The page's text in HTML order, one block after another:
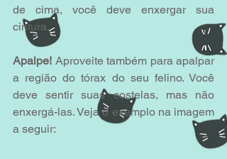
de cima, você deve enxergar sua
cintura.
Apalpe! Aproveite também para apalpar
a região do tórax do seu felino. Você
deve sentir suas costelas, mas não
enxergá-las. Veja o exemplo na imagem
a seguir: